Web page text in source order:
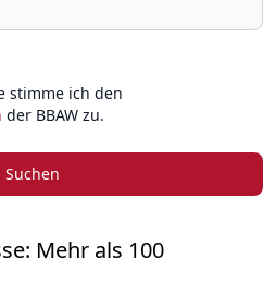
stimme ich den
der BBAW zu.
Suchen
Mehr als 100